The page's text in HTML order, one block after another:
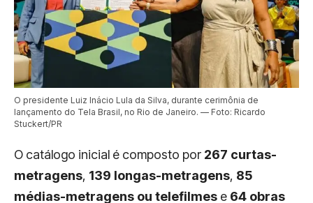
O presidente Luiz Inácio Lula da Silva, durante cerimônia de
lançamento do Tela Brasil, no Rio de Janeiro. — Foto: Ricardo
Stuckert/PR
O catálogo inicial é composto por 267 curtas-
metragens, 139 longas-metragens, 85
médias-metragens ou telefilmes e 64 obras